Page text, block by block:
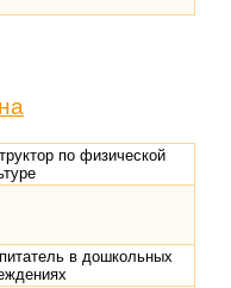
по физической
в дошкольных